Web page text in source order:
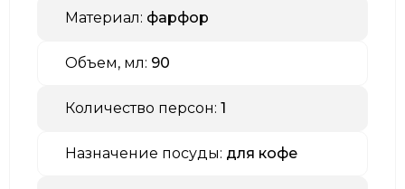
Материал: фарфор
Объем, мл: 90
Количество персон: 1
Назначение посуды: для кофе